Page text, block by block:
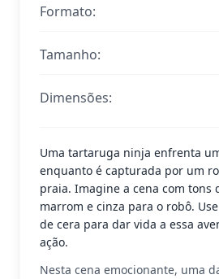
Formato:
Tamanho:
Dimensões:
Uma tartaruga ninja enfrenta
enquanto é capturada por um
praia. Imagine a cena com tons
marrom e cinza para o robô.
de cera para dar vida a essa
ação.
Nesta cena emocionante, uma